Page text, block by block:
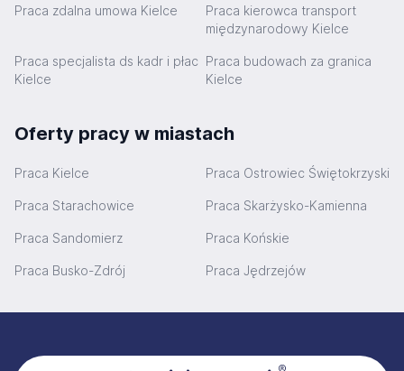
Praca zdalna umowa Kielce
Praca kierowca transport
międzynarodowy Kielce
Praca specjalista ds kadr i płac
Kielce
Praca budowach za granica
Kielce
Oferty pracy w miastach
Praca Kielce Praca Ostrowiec Świętokrzyski
Praca Starachowice Praca Skarżysko-Kamienna
Praca Sandomierz Praca Końskie
Praca Busko-Zdrój Praca Jędrzejów